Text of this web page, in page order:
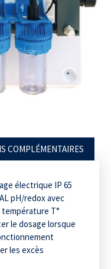
COMPLÉMENTAIRES
électrique IP 65
pH/redox avec
T°
le dosage lorsque
les excès